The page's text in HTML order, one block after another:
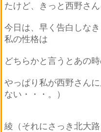
たけど、きっと西野さ
今日は、早く告白しな
私の性格は
どちらかと言うとあの
やっぱり私が西野さん
ない・・・。）
綾（それにさっき北大